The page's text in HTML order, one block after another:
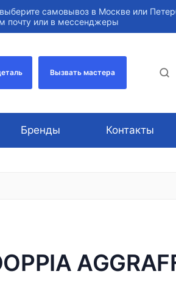
самовывоз в Москве или
почту или в мессенджеры
Вызвать мастера
Бренды Контакты